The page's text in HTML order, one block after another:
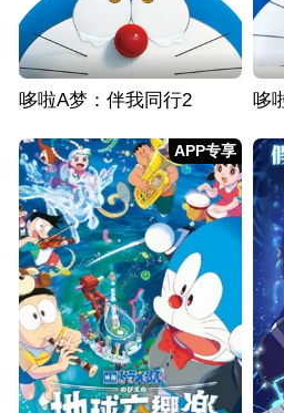
哆啦A梦：伴我同行2 哆
APP专享